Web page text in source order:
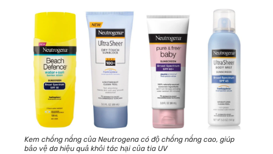
Kem chống nắng của Neutrogena có độ chống nắng cao, giúp
bảo vệ da hiệu quả khỏi tác hại của tia UV